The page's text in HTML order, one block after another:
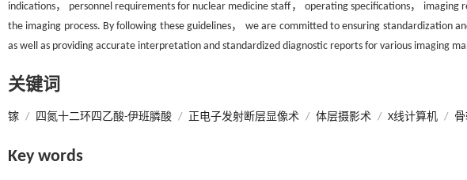
indications， personnel requirements for nuclear medicine staff， operating specifications，
the imaging process. By following these guidelines， we are committed to ensuring standardization
as well as providing accurate interpretation and standardized diagnostic reports for various imaging
关键词
镓 / 四氮十二环四乙酸-伊班膦酸 / 正电子发射断层显像术 / 体层摄影术 / X线计算机 /
Key words